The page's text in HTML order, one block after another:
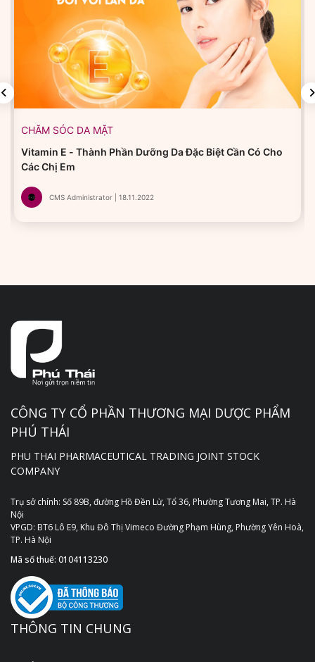
CHĂM SÓC DA MẶT
Vitamin E - Thành Phần Dưỡng Da Đặc Biệt Cần Có Cho
Các Chị Em
CMS Administrator | 18.11.2022
CÔNG TY CỔ PHẦN THƯƠNG MẠI DƯỢC PHẨM
PHÚ THÁI
PHU THAI PHARMACEUTICAL TRADING JOINT STOCK
COMPANY
Trụ sở chính: Số 89B, đường Hồ Đền Lừ, Tổ 36, Phường Tương Mai, TP. Hà
Nội
VPGD: BT6 Lô E9, Khu Đô Thị Vimeco Đường Phạm Hùng, Phường Yên Hoà,
TP. Hà Nội
Mã số thuế: 0104113230
THÔNG TIN CHUNG